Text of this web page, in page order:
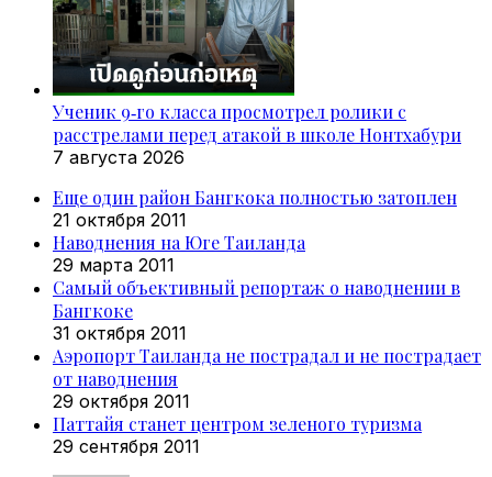
Ученик 9‑го класса просмотрел ролики с
расстрелами перед атакой в школе Нонтхабури
7 августа 2026
Еще один район Бангкока полностью затоплен
21 октября 2011
Наводнения на Юге Таиланда
29 марта 2011
Самый объективный репортаж о наводнении в
Бангкоке
31 октября 2011
Аэропорт Таиланда не пострадал и не пострадает
от наводнения
29 октября 2011
Паттайя станет центром зеленого туризма
29 сентября 2011